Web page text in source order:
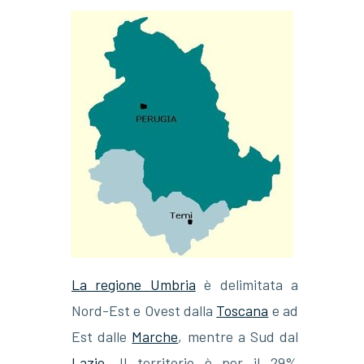
La regione Umbria è delimitata a
Nord-Est e Ovest dalla Toscana e ad
Est dalle Marche, mentre a Sud dal